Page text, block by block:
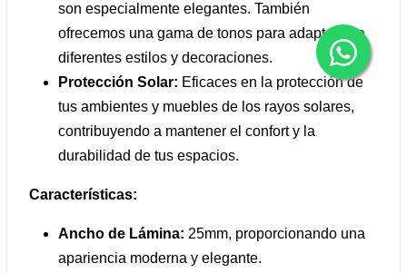
son especialmente elegantes. También
ofrecemos una gama de tonos para adaptarse a
diferentes estilos y decoraciones.
Protección Solar: Eficaces en la protección de
tus ambientes y muebles de los rayos solares,
contribuyendo a mantener el confort y la
durabilidad de tus espacios.
Características:
Ancho de Lámina: 25mm, proporcionando una
apariencia moderna y elegante.